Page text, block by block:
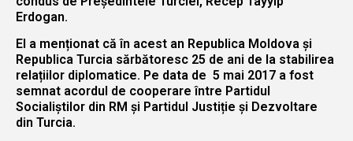
Erdogan.
El a menționat că în acest an Republica Moldova și
Republica Turcia sărbătoresc 25 de ani de la stabilirea
relațiilor diplomatice. Pe data de 5 mai 2017 a fost
semnat acordul de cooperare între Partidul
Socialiștilor din RM și Partidul Justiție și Dezvoltare
din Turcia.